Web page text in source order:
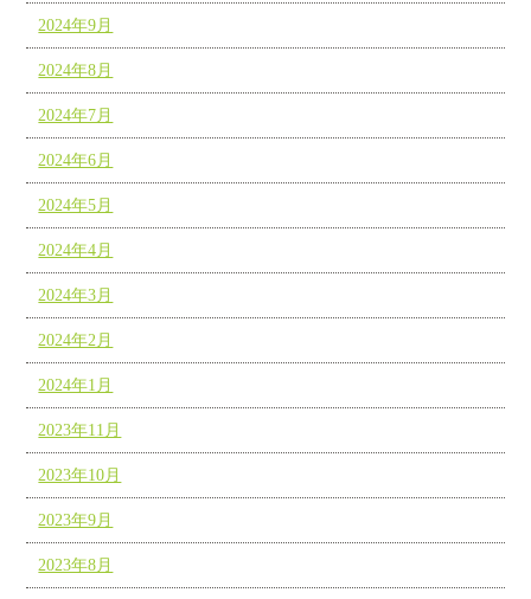
2024年9月
2024年8月
2024年7月
2024年6月
2024年5月
2024年4月
2024年3月
2024年2月
2024年1月
2023年11月
2023年10月
2023年9月
2023年8月